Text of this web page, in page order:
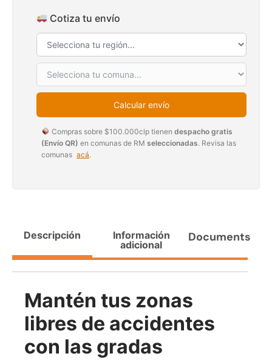
Cotiza tu envío
Calcular envío
Compras sobre $100.000clp tienen despacho gratis
(Envío QR) en comunas de RM seleccionadas. Revisa las
comunas acá.
Descripción
Información
adicional
Documents
Mantén tus zonas
libres de accidentes
con las gradas
Juego Modular 03
QplayGround
$5.987.128
Agregar al carrito
Pasto sintético ornamental
Importado USA: Crown
4,57*30,48mts
$
Leer más
de 2tn
2.842.858
$ 1.990.000
capacidad 1000kg